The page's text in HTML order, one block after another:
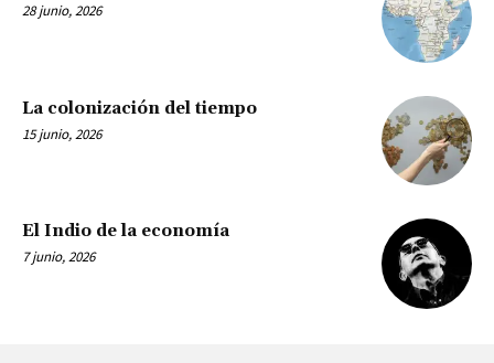
28 junio, 2026
La colonización del tiempo
15 junio, 2026
El Indio de la economía
7 junio, 2026